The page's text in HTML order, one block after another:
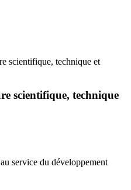
scientifique, technique et
scientifique, technique
service du développement